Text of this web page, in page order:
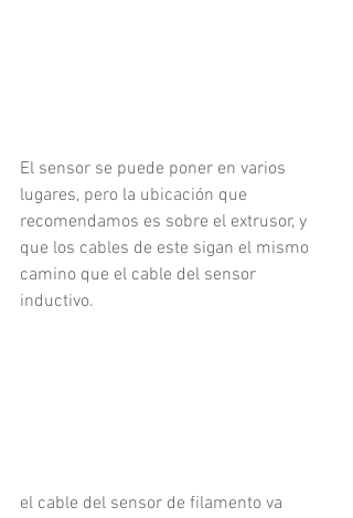
El sensor se puede poner en varios
lugares, pero la ubicación que
recomendamos es sobre el extrusor, y
que los cables de este sigan el mismo
camino que el cable del sensor
inductivo.
el cable del sensor de filamento va